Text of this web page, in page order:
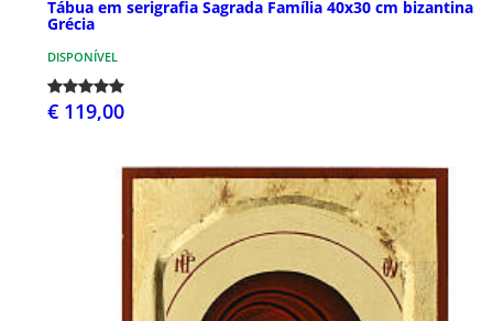
Tábua em serigrafia Sagrada Família 40x30 cm bizantina
Grécia
DISPONÍVEL
€ 119,00